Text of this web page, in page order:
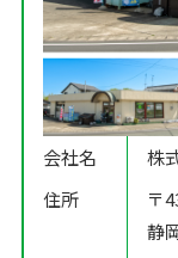
会社名
株
住所
〒
静